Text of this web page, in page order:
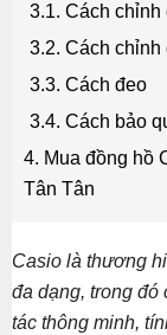
3.1. Cách chỉnh
3.2. Cách chỉnh
3.3. Cách đeo
3.4. Cách bảo
4. Mua đồng hồ
Tân Tân
Casio là thương
đa dạng, trong
tác thông minh,